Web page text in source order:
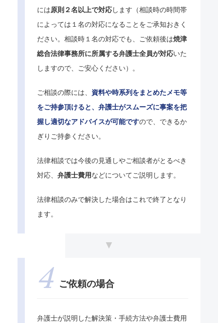
には原則２名以上で対応します（相談時の時間帯
によっては１名の対応になることをご承知おきく
ださい。相談時１名の対応でも、ご依頼後は焼津
総合法律事務所に所属する弁護士全員が対応いた
しますので、ご安心ください）。
ご相談の際には、 資料や時系列をまとめたメモ等
をご持参頂けると、弁護士がスムーズに事案を把
握し適切なアドバイスが可能ですので、できるか
ぎりご持参ください。
法律相談では今後の見通しやご相談者がとるべき
対応、 弁護士費用などについてご説明します。
法律相談のみで解決した場合はこれで終了となり
ます。
ご依頼の場合
弁護士が説明した解決策・手続方法や弁護士費用